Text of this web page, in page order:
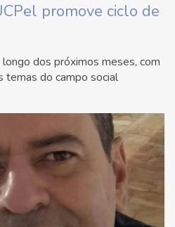
promove ciclo de
dos próximos meses, com
temas do campo social